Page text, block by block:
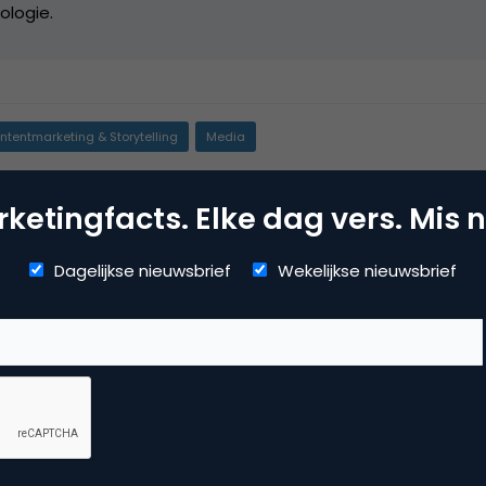
& Storytelling Media
marketing, onderzoek, online pr & branding
Elke dag vers. Mis
Dagelijkse nieuwsbrief Wekelijkse nieuwsbrief